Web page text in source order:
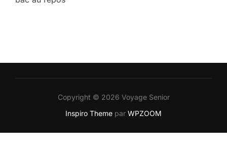
Copyright © 2026 Voyage Senior
Inspiro Theme par WPZOOM